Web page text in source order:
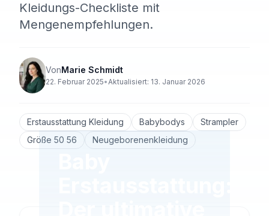
Kleidungs-Checkliste mit
Mengenempfehlungen.
VonMarie Schmidt
22. Februar 2025• Aktualisiert: 13. Januar 2026
Erstausstattung Kleidung Babybodys
Strampler
Größe 50 56
Neugeborenenkleidung